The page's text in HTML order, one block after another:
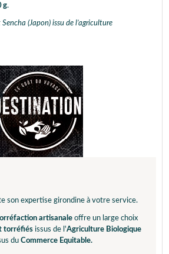
g.
Sencha (Japon) issu de l’agriculture
son expertise girondine à votre service.
artisanale offre un large choix
torréfiés issus de l'Agriculture Biologique
du Commerce Equitable.